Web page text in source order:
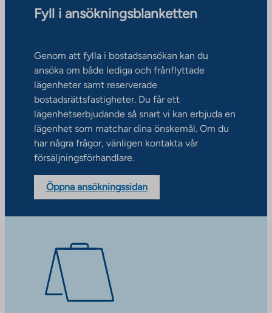
Fyll i ansökningsblanketten
Genom att fylla i bostadsansökan kan du
ansöka om både lediga och frånflyttade
lägenheter samt reserverade
bostadsrättsfastigheter. Du får ett
lägenhetserbjudande så snart vi kan erbjuda en
lägenhet som matchar dina önskemål. Om du
har några frågor, vänligen kontakta vår
försäljningsförhandlare.
Öppna ansökningssidan